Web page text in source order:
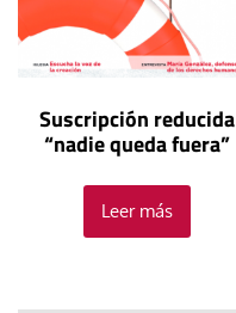
Suscripción reducida
“nadie queda fuera”
Leer más